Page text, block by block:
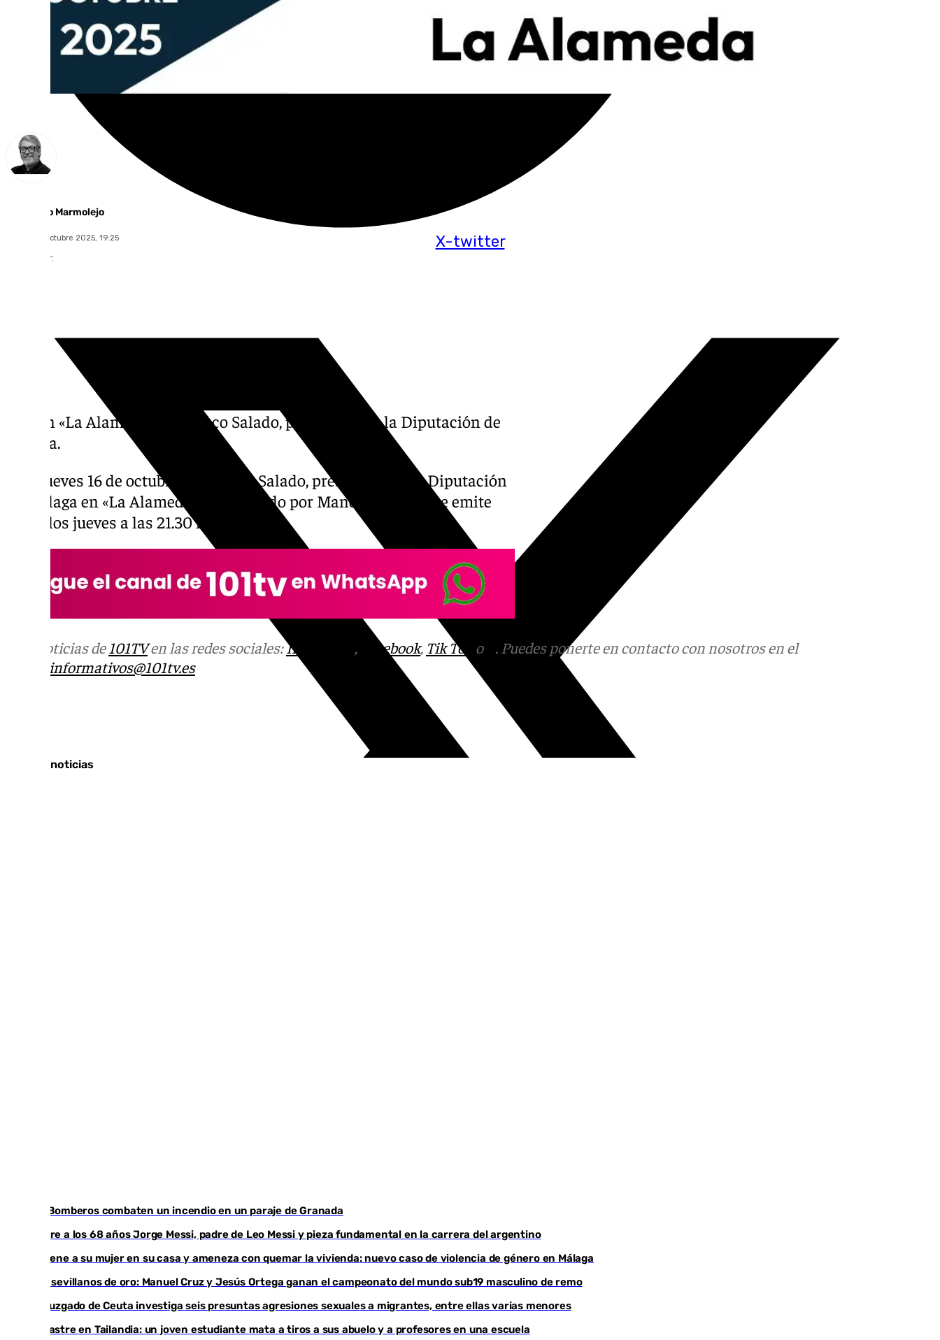
X-twitter
Francisco Marmolejo
jueves, 16 octubre 2025, 19:25
Compartir:
Hoy en «La Alameda» Francisco Salado, presidente de la Diputación de
Málaga.
Este jueves 16 de octubre, Francisco Salado, presidente de la Diputación
de Málaga en «La Alameda». Presentado por Manolo Castillo se emite
todos los jueves a las 21.30 horas.
Más noticias de 101TVen las redes sociales:Instagram , Facebook, Tik Tok o
. Puedes ponerte en contacto con nosotros en el
informativos@101tv.es
Últimas noticias
Los Bomberos combaten un incendio en un paraje de Granada
Muere a los 68 años Jorge Messi, padre de Leo Messi y pieza fundamental en la carrera del argentino
Retiene a su mujer en su casa y ameneza con quemar la vivienda: nuevo caso de violencia de género en Málaga
Dos sevillanos de oro: Manuel Cruz y Jesús Ortega ganan el campeonato del mundo sub19 masculino de remo
Un juzgado de Ceuta investiga seis presuntas agresiones sexuales a migrantes, entre ellas varias menores
Desastre en Tailandia: un joven estudiante mata a tiros a sus abuelo y a profesores en una escuela